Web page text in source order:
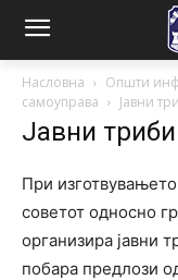
Насловна Општи
самоуправа
Јавни
Јавни
При
советот односно
организира јавни
побара предлози